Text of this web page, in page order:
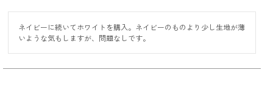
ネイビーに続いてホワイトを購入。ネイビーのものより少し生地が薄
いような気もしますが、問題なしです。